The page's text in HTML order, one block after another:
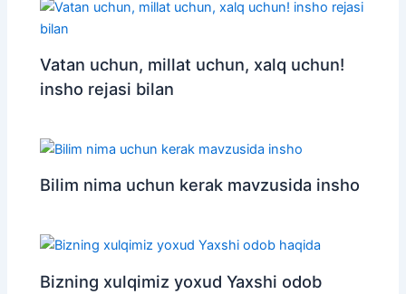
Vatan uchun, millat uchun, xalq uchun!
insho rejasi bilan
Bilim nima uchun kerak mavzusida insho
Bizning xulqimiz yoxud Yaxshi odob